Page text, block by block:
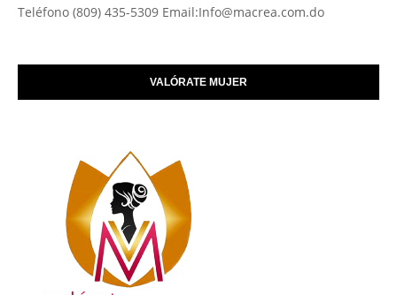
Teléfono (809) 435-5309 Email:Info@macrea.com.do
VALÓRATE MUJER